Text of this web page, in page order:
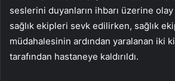
seslerini duyanların ihbarı üzerine
sağlık ekipleri sevk edilirken, sağlık
müdahalesinin ardından yaralanan iki
tarafından hastaneye kaldırıldı.